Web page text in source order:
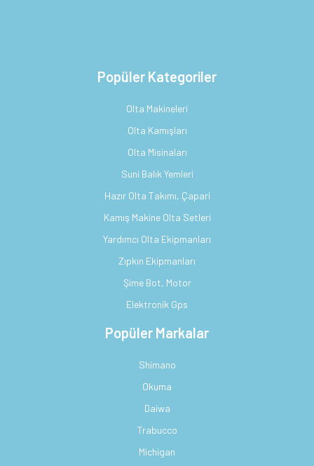
Popüler Kategoriler
Olta Makineleri
Olta Kamışları
Olta Misinaları
Suni Balık Yemleri
Hazır Olta Takımı, Çapari
Kamış Makine Olta Setleri
Yardımcı Olta Ekipmanları
Zıpkın Ekipmanları
Şime Bot, Motor
Elektronik Gps
Popüler Markalar
Shimano
Okuma
Daiwa
Trabucco
Michigan